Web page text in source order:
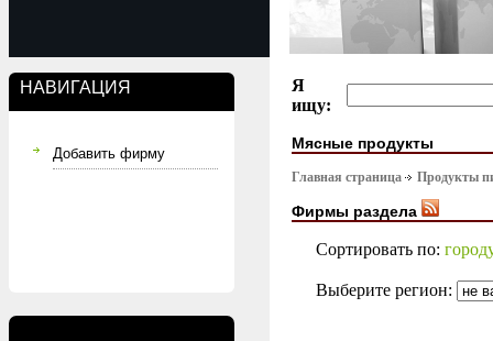
НАВИГАЦИЯ
Добавить фирму
Я
ищу:
Мясные продукты
Главная страница Продукты
Фирмы раздела
Сортировать по:
Выберите регион: